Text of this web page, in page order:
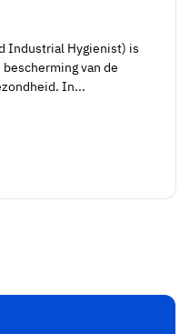
Industrial Hygienist) is
van de
In...